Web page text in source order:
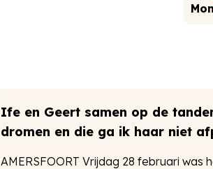
Ife en Geert samen op de
dromen en die ga ik haar niet
AMERSFOORT Vrijdag 28 februari was